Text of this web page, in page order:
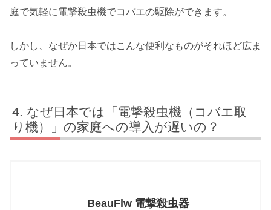
庭で気軽に電撃殺虫機でコバエの駆除ができます。
しかし、なぜか日本ではこんな便利なものがそれほど広ま
っていません。
なぜ日本では「電撃殺虫機（コバエ取
り機）」の家庭への導入が遅いの？
BeauFlw 電撃殺虫器